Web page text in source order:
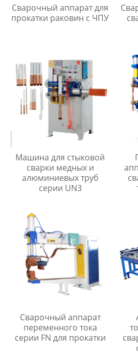
Сварочный аппарат для
прокатки раковин с ЧПУ
Машина для стыковой
сварки медных и
алюминиевых труб
серии UN3
Сварочный аппарат
переменного тока
серии FN для прокатки